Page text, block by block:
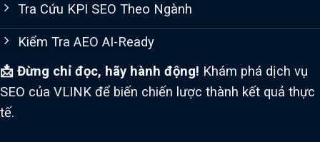
Tra Cứu KPI SEO Theo Ngành
Kiểm Tra AEO AI-Ready
📩 Đừng chỉ đọc, hãy hành động! Khám phá dịch vụ
SEO của VLINK để biến chiến lược thành kết quả thực
tế.